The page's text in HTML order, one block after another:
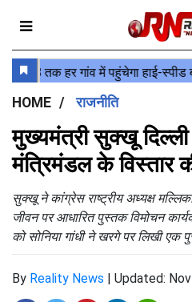
HOME राजनीति
मुख्यमंत्री सुक्खू दिल्ली
मंत्रिमंडल के
सुक्खू ने कांग्रेस राष्ट्रीय अध्यक्ष
जीवन पर आधारित पुस्तक विमोचन
को सोनिया गांधी ने खरगे पर लिखी एक
By Reality News | Updated: